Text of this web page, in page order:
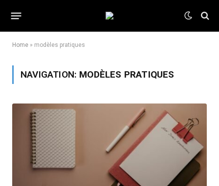
Home » modèles pratiques
NAVIGATION: MODÈLES PRATIQUES